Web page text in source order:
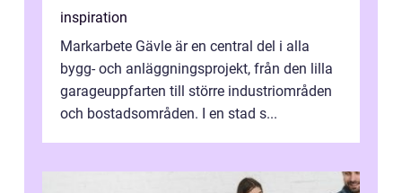
inspiration
Markarbete Gävle är en central del i alla
bygg- och anläggningsprojekt, från den lilla
garageuppfarten till större industriområden
och bostadsområden. I en stad s...